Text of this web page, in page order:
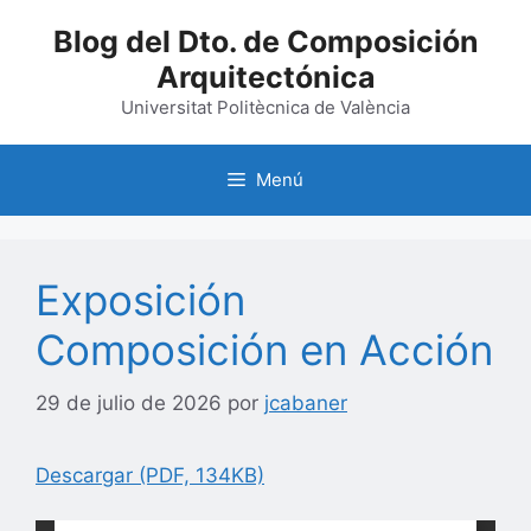
Blog del Dto. de Composición
Arquitectónica
Universitat Politècnica de València
Menú
Exposición
Composición en Acción
29 de julio de 2026 por jcabaner
Descargar (PDF, 134KB)